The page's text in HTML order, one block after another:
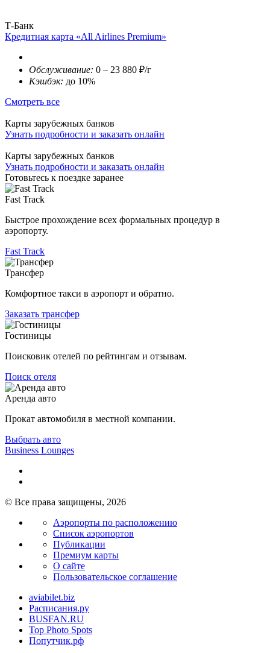
Т-Банк
Кредитная карта «All Airlines Premium»
Обслуживание: 0 – 23 880 ₽/г
Кэшбэк: до 10%
Смотреть все
Карты зарубежных банков
Узнать подробности и заказать онлайн
Карты зарубежных банков
Узнать подробности и заказать онлайн
Готовьтесь к поездке заранее
Fast Track
Быстрое прохождение всех формальных процедур в
аэропорту.
Fast Track
Трансфер
Комфортное такси в аэропорт и обратно.
Заказать трансфер
Гостиницы
Поисковик отелей по рейтингам и отзывам.
Поиск отеля
Аренда авто
Прокат автомобиля в местной компании.
Выбрать авто
Business Lounges
© Все права защищены, 2026
Аэропорты по расположению
Список аэропортов
Публикации
Премиум карты
О сайте
Пользовательское соглашение
aviabilet.biz
Расписания.ру
BUSFAN.RU
Top Photo Spots
Попутчик.рф